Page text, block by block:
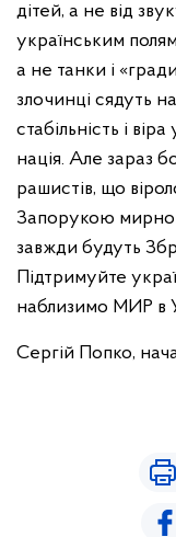
дітей, а не від
українським
а не танки і
злочинці сядуть
стабільність і
нація. Але зараз
рашистів, що
Запорукою
завжди будуть
Підтримуйте
наблизимо МИР в
Сергій Попко,